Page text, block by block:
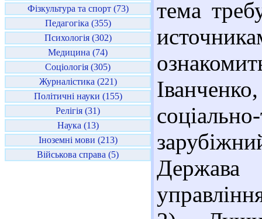
Фізкультура та спорт (73)
Педагогіка (355)
Психологія (302)
Медицина (74)
Соціологія (305)
Журналістика (221)
Політичні науки (155)
Релігія (31)
Наука (13)
Іноземні мови (213)
Військова справа (5)
тема